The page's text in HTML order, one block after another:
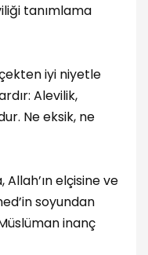
tanımlama
iyi niyetle
Alevilik,
Ne eksik, ne
Allah’ın elçisine ve
soyundan
inanç